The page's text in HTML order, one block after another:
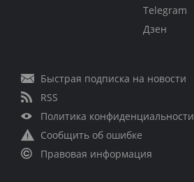
Telegram
Дзен
Быстрая подписка на новости
RSS
Политика конфиденциальности
Сообщить об ошибке
Правовая информация